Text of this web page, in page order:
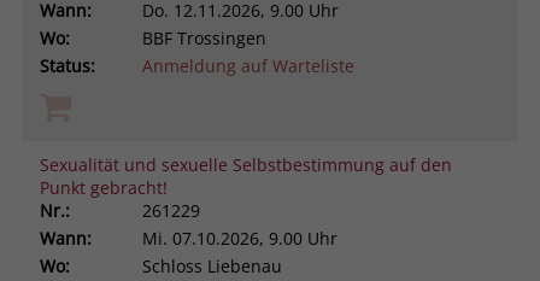
Wann:
Do. 12.11.2026, 9.00 Uhr
Wo:
BBF Trossingen
Status:
Anmeldung auf Warteliste
Sexualität und sexuelle Selbstbestimmung auf den
Punkt gebracht!
Nr.:
261229
Wann:
Mi. 07.10.2026, 9.00 Uhr
Wo:
Schloss Liebenau